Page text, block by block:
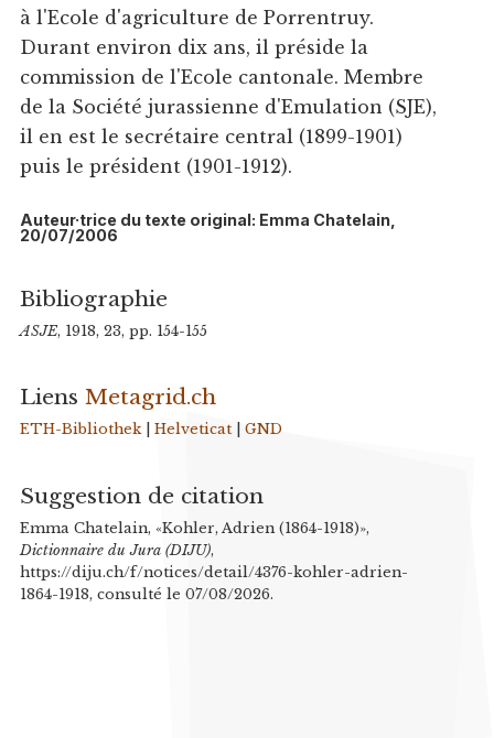
à l'Ecole d'agriculture de Porrentruy.
Durant environ dix ans, il préside la
commission de l'Ecole cantonale. Membre
de la Société jurassienne d'Emulation (SJE),
il en est le secrétaire central (1899-1901)
puis le président (1901-1912).
Auteur·trice du texte original: Emma Chatelain,
20/07/2006
Bibliographie
ASJE, 1918, 23, pp. 154-155
Liens Metagrid.ch
ETH-Bibliothek| Helveticat| GND
Suggestion de citation
Emma Chatelain, «Kohler, Adrien (1864-1918)»,
Dictionnaire du Jura (DIJU),
https://diju.ch/f/notices/detail/4376-kohler-adrien-
1864-1918, consulté le 07/08/2026.